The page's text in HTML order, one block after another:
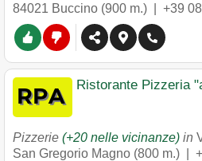
84021 Buccino (900 m.) | +39
Ristorante Pizzeria
Pizzerie (+20 nelle vicinanze) in
San Gregorio Magno (800 m.) |